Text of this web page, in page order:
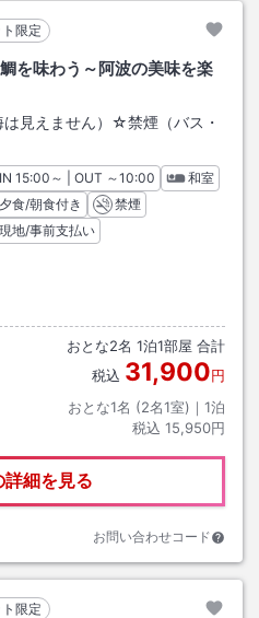
限定
を味わう～阿波の美味を楽
見えません）☆禁煙（バス・
INチェックイン
15:00 ～ | OUT チェックアウト
～10:00
和室
夕食/朝食付き
禁煙
現地/事前支払い
おとな2名 1泊1部屋 合計
税込 31,900円
おとな1名 (2名1室)｜ 1泊
税込 15,950円
詳細を見る
お問い合わせコード
限定